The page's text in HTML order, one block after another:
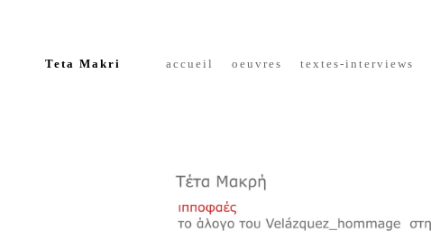
Teta Makri accueil oeuvres textes-interviews